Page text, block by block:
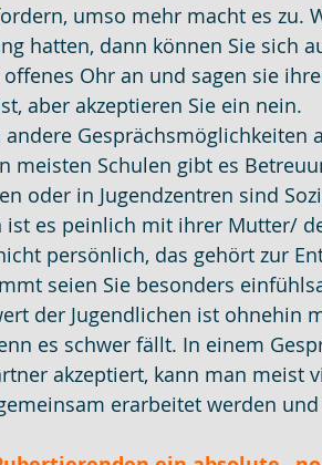
umso mehr macht es zu.
hatten, dann können Sie sich
Ohr an und sagen sie
aber akzeptieren Sie ein nein.
Gesprächsmöglichkeiten
meisten Schulen gibt es
oder in Jugendzentren sind
ist es peinlich mit ihrer Mutter/
persönlich, das gehört zur
seien Sie besonders
der Jugendlichen ist ohnehin
es schwer fällt. In einem
akzeptiert, kann man meist
erarbeitet werden